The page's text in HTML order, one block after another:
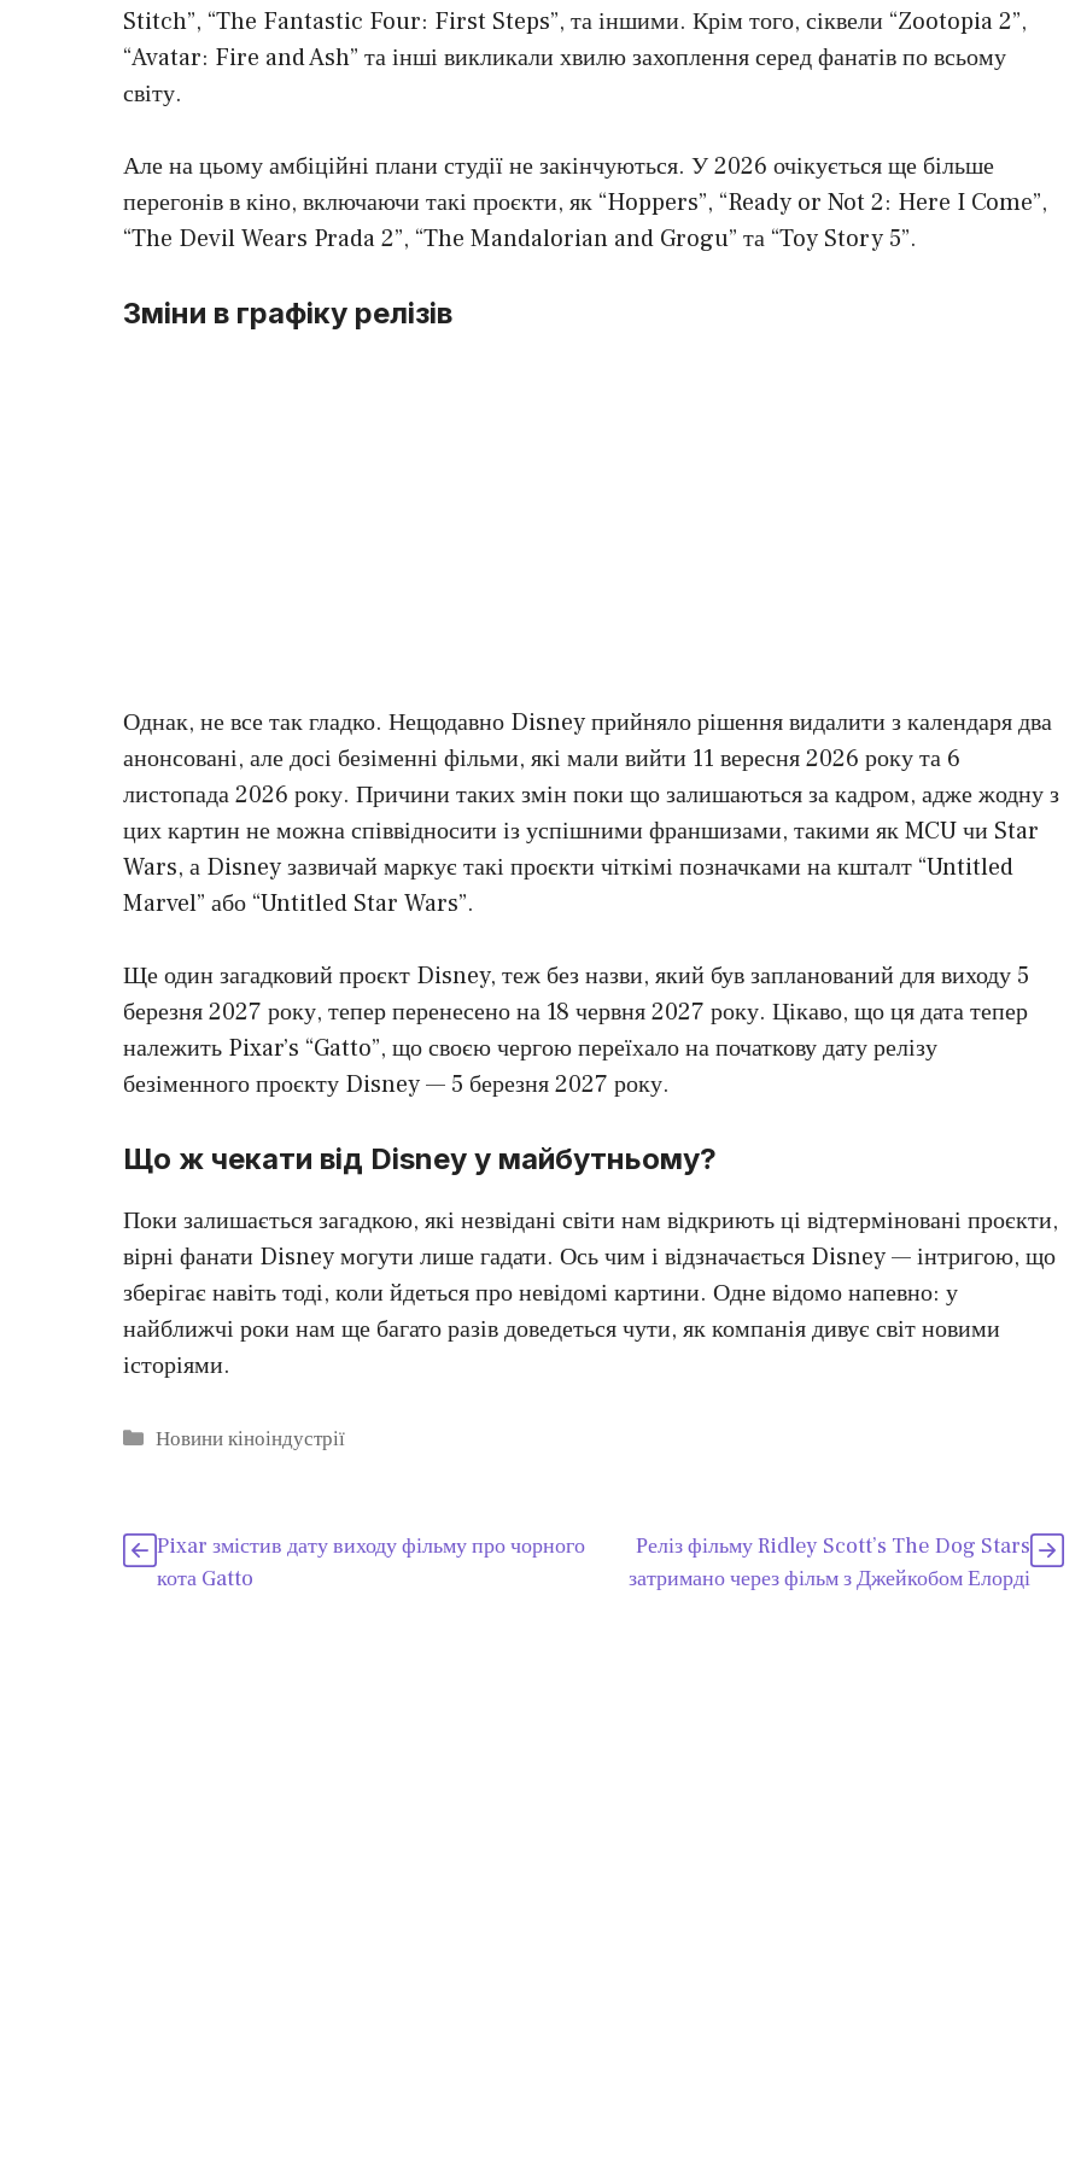
Stitch”, “The Fantastic Four: First Steps”, та іншими. Крім того, сіквели “Zootopia 2”,
“Avatar: Fire and Ash” та інші викликали хвилю захоплення серед фанатів по всьому
світу.
Але на цьому амбіційні плани студії не закінчуються. У 2026 очікується ще більше
перегонів в кіно, включаючи такі проєкти, як “Hoppers”, “Ready or Not 2: Here I Come”,
“The Devil Wears Prada 2”, “The Mandalorian and Grogu” та “Toy Story 5”.
Зміни в графіку релізів
Однак, не все так гладко. Нещодавно Disney прийняло рішення видалити з календаря два
анонсовані, але досі безіменні фільми, які мали вийти 11 вересня 2026 року та 6
листопада 2026 року. Причини таких змін поки що залишаються за кадром, адже жодну з
цих картин не можна співвідносити із успішними франшизами, такими як MCU чи Star
Wars, а Disney зазвичай маркує такі проєкти чіткімі позначками на кшталт “Untitled
Marvel” або “Untitled Star Wars”.
Ще один загадковий проєкт Disney, теж без назви, який був запланований для виходу 5
березня 2027 року, тепер перенесено на 18 червня 2027 року. Цікаво, що ця дата тепер
належить Pixar’s “Gatto”, що своєю чергою переїхало на початкову дату релізу
безіменного проєкту Disney — 5 березня 2027 року.
Що ж чекати від Disney у майбутньому?
Поки залишається загадкою, які незвідані світи нам відкриють ці відтерміновані проєкти,
вірні фанати Disney могути лише гадати. Ось чим і відзначається Disney — інтригою, що
зберігає навіть тоді, коли йдеться про невідомі картини. Одне відомо напевно: у
найближчі роки нам ще багато разів доведеться чути, як компанія дивує світ новими
історіями.
Категорії
Новини кіноіндустрії
Pixar змістив дату виходу фільму про чорного
кота Gatto
Реліз фільму Ridley Scott’s The Dog Stars
затримано через фільм з Джейкобом Елорді